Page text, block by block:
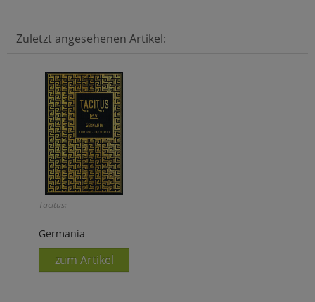
Zuletzt angesehenen Artikel:
Tacitus:
Germania
zum Artikel